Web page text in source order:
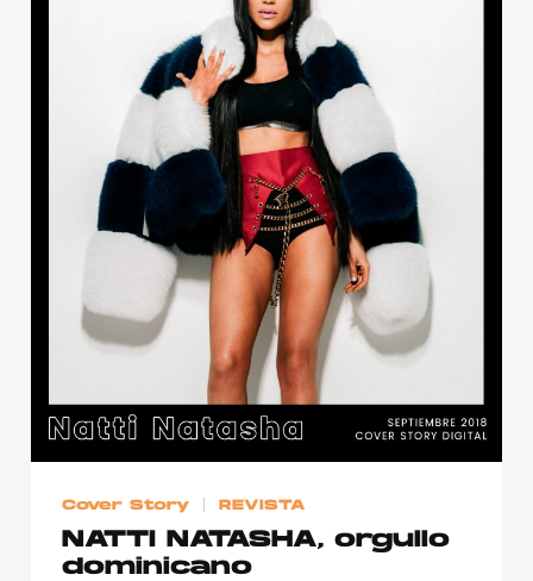
Cover Story REVISTA
NATTI NATASHA, orgullo
dominicano